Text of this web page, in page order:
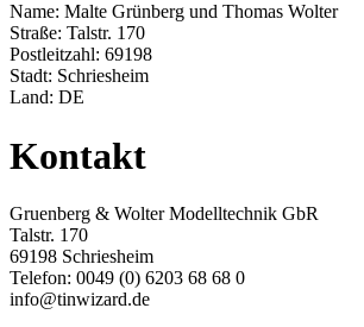
Name: Malte Grünberg und Thomas Wolter
Straße: Talstr. 170
Postleitzahl: 69198
Stadt: Schriesheim
Land: DE
Kontakt
Gruenberg & Wolter Modelltechnik GbR
Talstr. 170
69198 Schriesheim
Telefon: 0049 (0) 6203 68 68 0
info@tinwizard.de